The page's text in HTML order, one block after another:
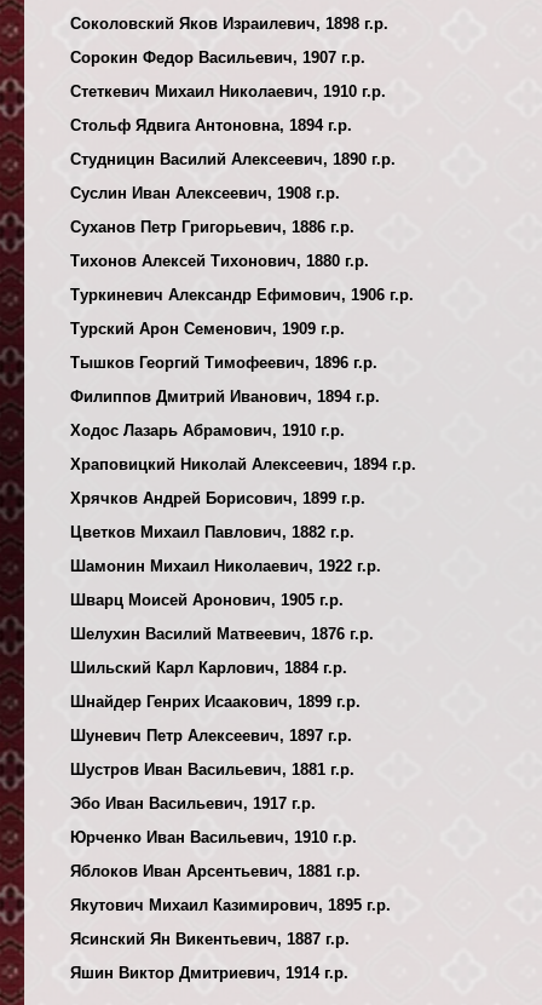
Соколовский Яков Израилевич, 1898 г.р.
Сорокин Федор Васильевич, 1907 г.р.
Стеткевич Михаил Николаевич, 1910 г.р.
Стольф Ядвига Антоновна, 1894 г.р.
Студницин Василий Алексеевич, 1890 г.р.
Суслин Иван Алексеевич, 1908 г.р.
Суханов Петр Григорьевич, 1886 г.р.
Тихонов Алексей Тихонович, 1880 г.р.
Туркиневич Александр Ефимович, 1906 г.р.
Турский Арон Семенович, 1909 г.р.
Тышков Георгий Тимофеевич, 1896 г.р.
Филиппов Дмитрий Иванович, 1894 г.р.
Ходос Лазарь Абрамович, 1910 г.р.
Храповицкий Николай Алексеевич, 1894 г.р.
Хрячков Андрей Борисович, 1899 г.р.
Цветков Михаил Павлович, 1882 г.р.
Шамонин Михаил Николаевич, 1922 г.р.
Шварц Моисей Аронович, 1905 г.р.
Шелухин Василий Матвеевич, 1876 г.р.
Шильский Карл Карлович, 1884 г.р.
Шнайдер Генрих Исаакович, 1899 г.р.
Шуневич Петр Алексеевич, 1897 г.р.
Шустров Иван Васильевич, 1881 г.р.
Эбо Иван Васильевич, 1917 г.р.
Юрченко Иван Васильевич, 1910 г.р.
Яблоков Иван Арсентьевич, 1881 г.р.
Якутович Михаил Казимирович, 1895 г.р.
Ясинский Ян Викентьевич, 1887 г.р.
Яшин Виктор Дмитриевич, 1914 г.р.